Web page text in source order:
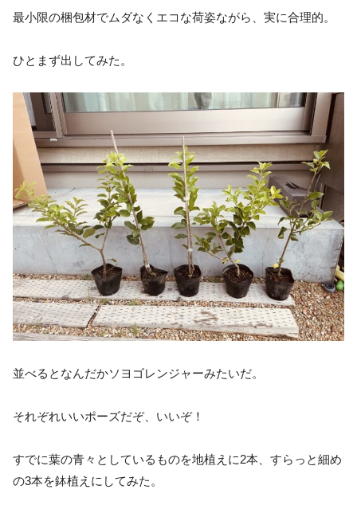
最小限の梱包材でムダなくエコな荷姿ながら、実に合理的。
ひとまず出してみた。
並べるとなんだかソヨゴレンジャーみたいだ。
それぞれいいポーズだぞ、いいぞ！
すでに葉の青々としているものを地植えに2本、すらっと細め
の3本を鉢植えにしてみた。